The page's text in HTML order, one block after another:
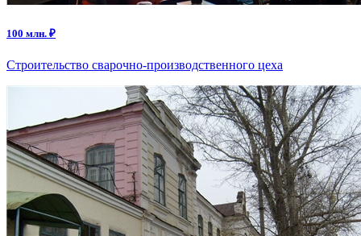
100 млн. ₽
Строительство сварочно-производственного цеха